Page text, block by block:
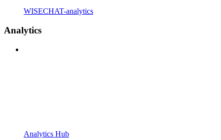
WISECHAT-analytics
Analytics
Analytics Hub